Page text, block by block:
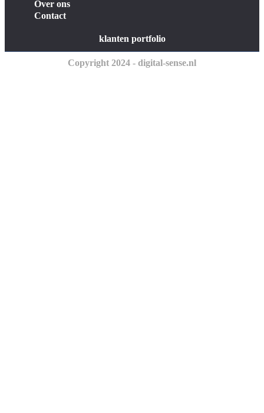
Over ons
Contact
klanten portfolio
Copyright 2024 - digital-sense.nl